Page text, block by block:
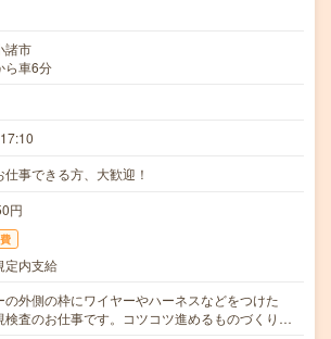
諸市
ら車6分
仕事できる方、大歓迎！
円
定内支給
の外側の枠にワイヤーやハーネスなどをつけた
検査のお仕事です。コツコツ進めるものづくり…